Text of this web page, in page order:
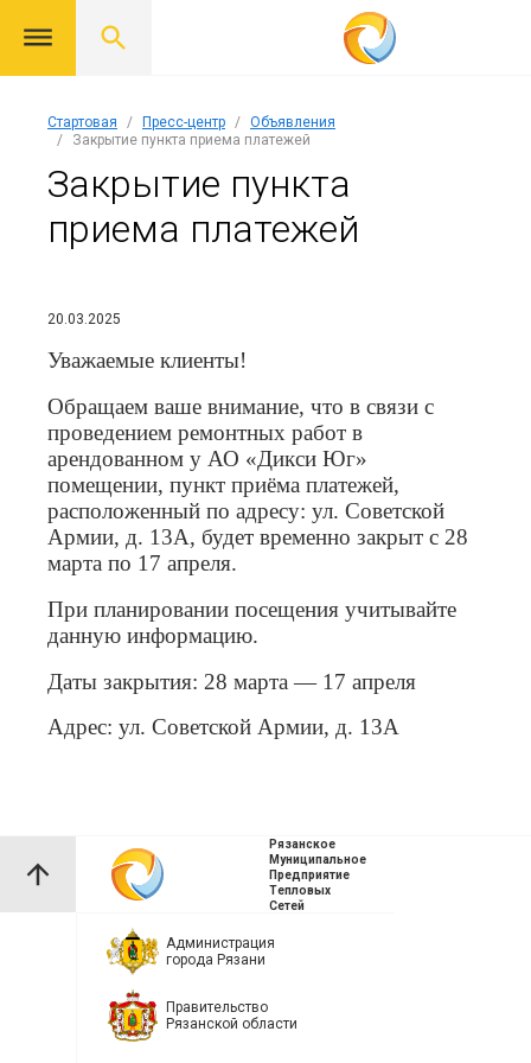
Стартовая Пресс-центр
Объявления
Закрытие пункта приема платежей
Закрытие пункта
приема платежей
20.03.2025
Уважаемые клиенты!
Обращаем ваше внимание, что в связи с
проведением ремонтных работ в
арендованном у АО «Дикси Юг»
помещении, пункт приёма платежей,
расположенный по адресу: ул. Советской
Армии, д. 13А, будет временно закрыт с 28
марта по 17 апреля.
При планировании посещения учитывайте
данную информацию.
Даты закрытия: 28 марта — 17 апреля
Адрес: ул. Советской Армии, д. 13А
Рязанское
Муниципальное
Предприятие
Тепловых
Сетей
Администрация
города Рязани
Правительство
Рязанской области